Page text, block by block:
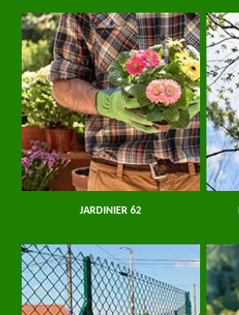
JARDINIER 62